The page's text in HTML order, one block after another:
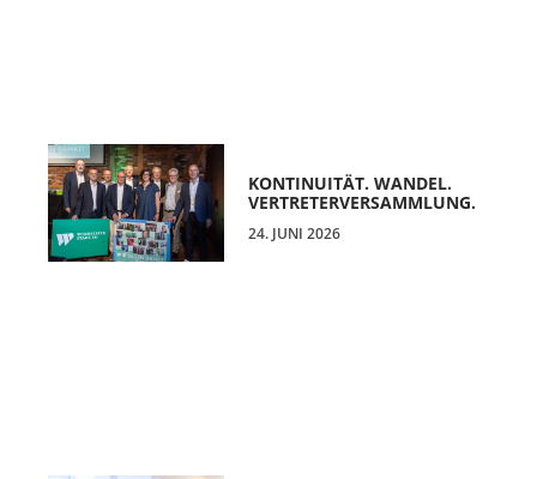
KONTINUITÄT. WANDEL.
VERTRETERVERSAMMLUNG.
24. JUNI 2026